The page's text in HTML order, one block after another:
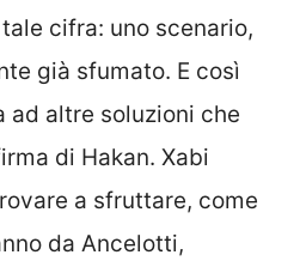
cifra: uno scenario,
già sfumato. E così
ad altre soluzioni che
di Hakan. Xabi
a sfruttare, come
da Ancelotti,